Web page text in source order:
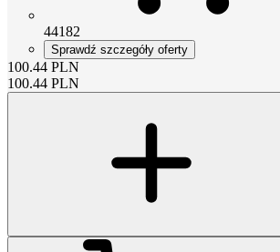
44182
Sprawdź szczegóły oferty
100.44 PLN
100.44 PLN